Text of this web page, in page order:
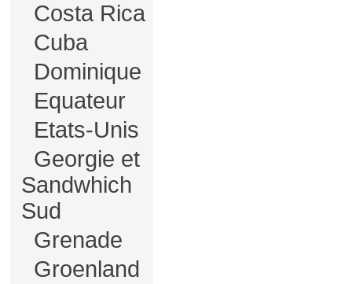
Costa Rica
Cuba
Dominique
Equateur
Etats-Unis
Georgie et
Sandwhich
Sud
Grenade
Groenland